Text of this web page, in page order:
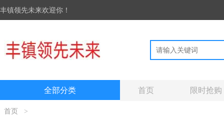
丰镇领先未来欢迎你！
全部分类 首页 限时抢购
首页 >